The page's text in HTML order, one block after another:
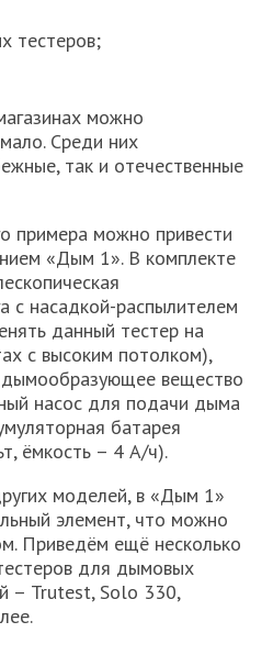
тестеров;
можно
Среди них
так и отечественные
примера можно привести
«Дым 1». В комплекте
с насадкой-распылителем
данный тестер на
с высоким потолком),
вещество
насос для подачи дыма
батарея
ёмкость – 4 А/ч).
моделей, в «Дым 1»
элемент, что можно
Приведём ещё несколько
для дымовых
– Trutest, Solo 330,